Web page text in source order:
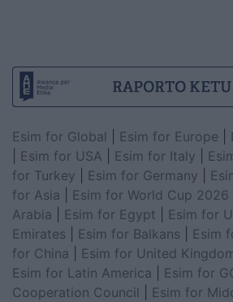
Esim for Global Esim for Europe
Esim for USA Esim for Italy
for Turkey
Esim for Germany
for Asia
Esim for World Cup 2026
Arabia
Esim for Egypt
Esim for
Emirates
Esim for Balkans Esim
for China
Esim for United
Esim for Latin America
Esim for
Cooperation Council
Esim for